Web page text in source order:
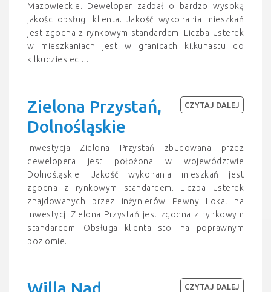
Mazowieckie. Deweloper zadbał o bardzo wysoką
jakośc obsługi klienta. Jakość wykonania mieszkań
jest zgodna z rynkowym standardem. Liczba usterek
w mieszkaniach jest w granicach kilkunastu do
kilkudziesieciu.
Zielona Przystań,
Dolnośląskie
Inwestycja Zielona Przystań zbudowana przez
dewelopera jest położona w województwie
Dolnośląskie. Jakość wykonania mieszkań jest
zgodna z rynkowym standardem. Liczba usterek
znajdowanych przez inżynierów Pewny Lokal na
inwestycji Zielona Przystań jest zgodna z rynkowym
standardem. Obsługa klienta stoi na poprawnym
poziomie.
CZYTAJ DALEJ
Willa Nad
CZYTAJ DALEJ